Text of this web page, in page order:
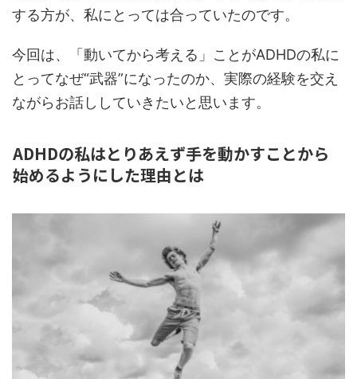
する方が、私にとっては合っていたのです。
今回は、「動いてから考える」ことがADHDの私に
とってなぜ“武器”になったのか、実際の経験を交え
ながらお話ししていきたいと思います。
ADHDの私はとりあえず手を動かすことから
始めるようにした理由とは